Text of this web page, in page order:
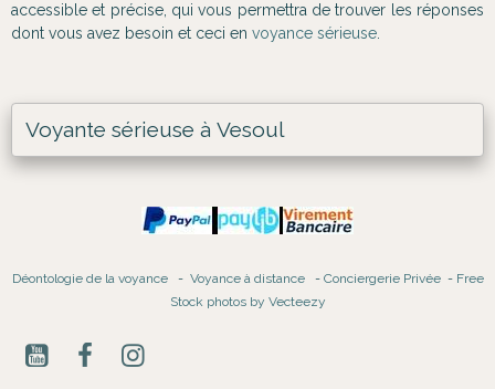
accessible et précise, qui vous permettra de trouver les réponses
dont vous avez besoin et ceci en voyance sérieuse
Voyante sérieuse à Vesoul
Déontologie de la voyance- Voyance à distance - Conciergerie Privée - Free
Stock photos by Vecteezy